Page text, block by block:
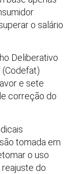
o salário
Deliberativo
(Codefat)
e sete
correção do
tomada em
o uso
do